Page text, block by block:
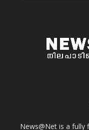
News@Net is a fully